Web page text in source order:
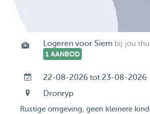
Logeren voor Siem bij jou
1 AANBOD
22-08-2026 tot 23-08-2026
Dronryp
Rustige omgeving, geen kleinere